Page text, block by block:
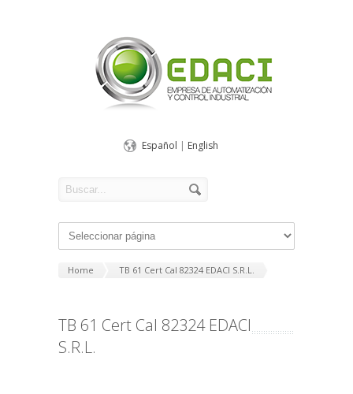
Español | English
Home TB 61 Cert Cal 82324 EDACI S.R.L.
TB 61 Cert Cal 82324 EDACI
S.R.L.